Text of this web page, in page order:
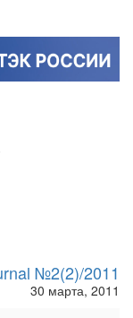
№2(2)/2011
30 марта, 2011